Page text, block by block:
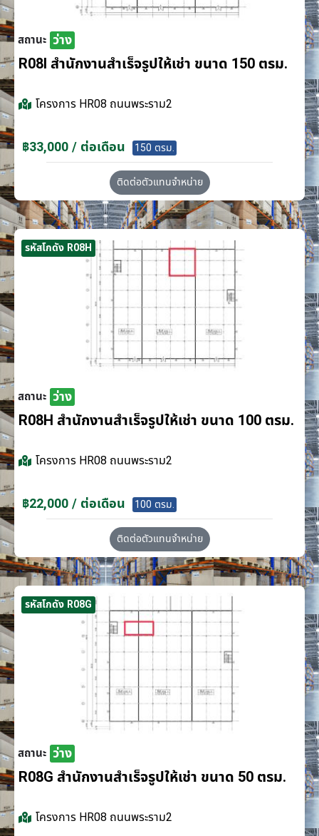
สถานะ ว่าง
R08I สำนักงานสำเร็จรูปให้เช่า ขนาด 150 ตรม.
โครงการ HR08 ถนนพระราม2
฿33,000 / ต่อเดือน 150 ตรม.
ติดต่อตัวแทนจำหน่าย
รหัสโกดัง R08H
สถานะ ว่าง
R08H สำนักงานสำเร็จรูปให้เช่า ขนาด 100 ตรม.
โครงการ HR08 ถนนพระราม2
฿22,000 / ต่อเดือน 100 ตรม.
ติดต่อตัวแทนจำหน่าย
รหัสโกดัง R08G
สถานะ ว่าง
R08G สำนักงานสำเร็จรูปให้เช่า ขนาด 50 ตรม.
โครงการ HR08 ถนนพระราม2